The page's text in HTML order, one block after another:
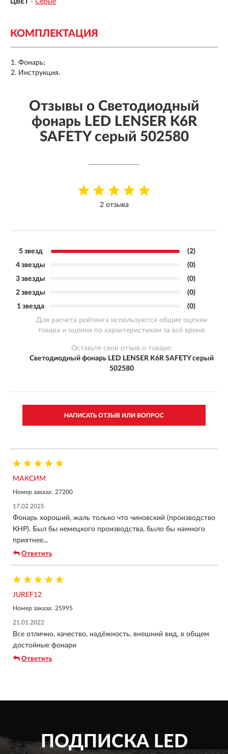
ЦВЕТ - Серые
КОМПЛЕКТАЦИЯ
Фонарь;
Инструкция.
Отзывы о Светодиодный
фонарь LED LENSER K6R
SAFETY серый 502580
2 отзыва
5 звезд
(2)
4 звезды
(0)
3 звезды
(0)
2 звезды
(0)
1 звезда
(0)
Для расчета рейтинга используются общие оценки
товара и оценки по характеристикам за всё время.
Оставьте свой отзыв о товаре:
Светодиодный фонарь LED LENSER K6R SAFETY серый
502580
НАПИСАТЬ ОТЗЫВ ИЛИ ВОПРОС
МАКСИМ
Номер заказа: 27200
17.02.2025
Фонарь хороший, жаль только что чиновский (производство
КНР). Был бы немецкого производства, было бы намного
приятнее...
Ответить
JUREF12
Номер заказа: 25995
21.01.2022
Все отлично, качество, надёжность, внешний вид, в общем
достойные фонари
Ответить
ПОДПИСКАLED